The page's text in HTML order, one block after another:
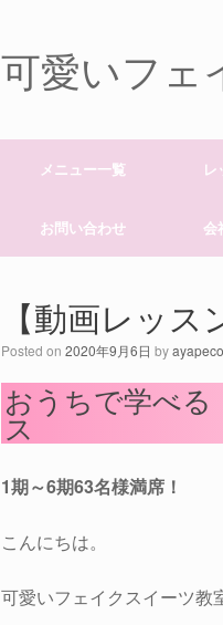
可愛いフェ
メニュー一覧 レ
お問い合わせ 会
【動画レッ
Posted on 2020年9月6日 by
おうちで学べ
ス
1期～6期63名様満席！
こんにちは。
可愛いフェイクスイーツ教